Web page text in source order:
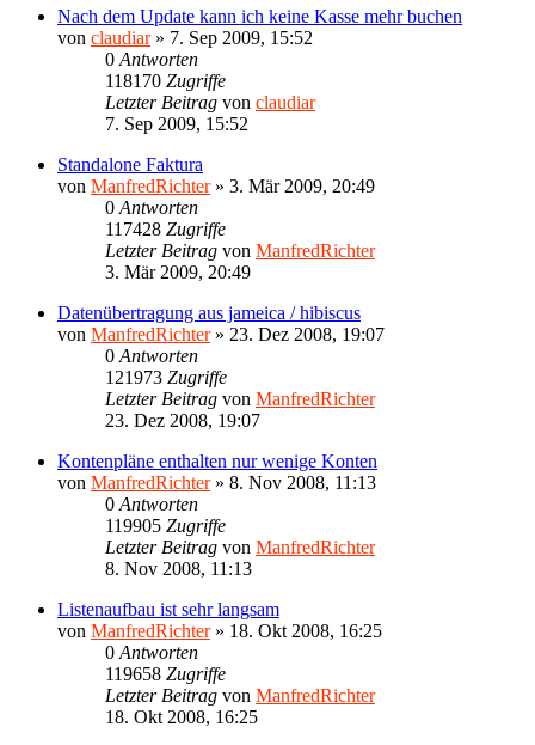
Nach dem Update kann ich keine Kasse mehr buchen
von claudiar» 7. Sep 2009, 15:52
0 Antworten
118170 Zugriffe
Letzter Beitrag von claudiar
7. Sep 2009, 15:52
Standalone Faktura
von ManfredRichter» 3. Mär 2009, 20:49
0 Antworten
117428 Zugriffe
Letzter Beitrag von ManfredRichter
3. Mär 2009, 20:49
Datenübertragung aus jameica / hibiscus
von ManfredRichter» 23. Dez 2008, 19:07
0 Antworten
121973 Zugriffe
Letzter Beitrag von ManfredRichter
23. Dez 2008, 19:07
Kontenpläne enthalten nur wenige Konten
von ManfredRichter» 8. Nov 2008, 11:13
0 Antworten
119905 Zugriffe
Letzter Beitrag von ManfredRichter
8. Nov 2008, 11:13
Listenaufbau ist sehr langsam
von ManfredRichter» 18. Okt 2008, 16:25
0 Antworten
119658 Zugriffe
Letzter Beitrag von ManfredRichter
18. Okt 2008, 16:25